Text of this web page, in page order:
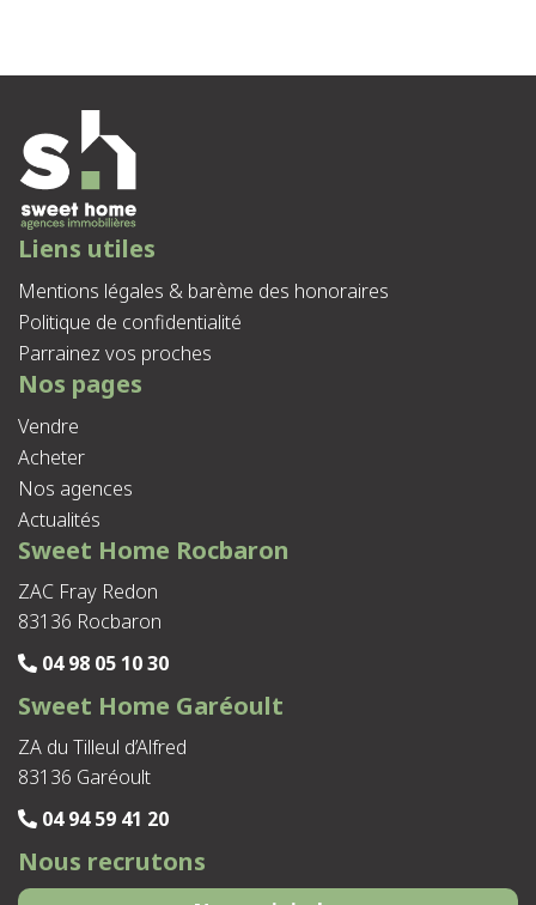
Liens utiles
Mentions légales & barème des honoraires
Politique de confidentialité
Parrainez vos proches
Nos pages
Vendre
Acheter
Nos agences
Actualités
Sweet Home Rocbaron
ZAC Fray Redon
83136 Rocbaron
04 98 05 10 30
Sweet Home Garéoult
ZA du Tilleul d’Alfred
83136 Garéoult
04 94 59 41 20
Nous recrutons